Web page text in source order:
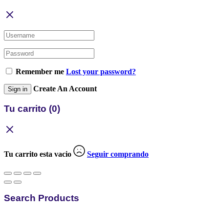
Remember me Lost your password?
Sign in Create An Account
Tu carrito (0)
Tu carrito esta vacio Seguir comprando
Search Products